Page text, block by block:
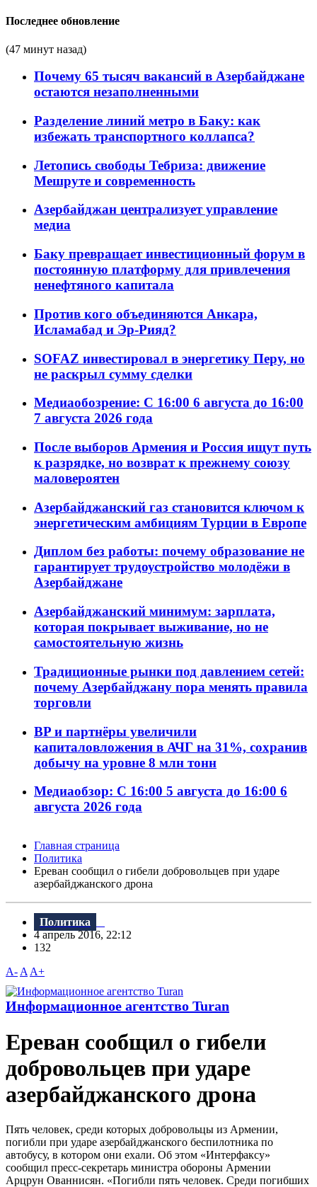
Последнее обновление
(47 минут назад)
Почему 65 тысяч вакансий в Азербайджане
остаются незаполненными
Разделение линий метро в Баку: как
избежать транспортного коллапса?
Летопись свободы Тебриза: движение
Мешруте и современность
Азербайджан централизует управление
медиа
Баку превращает инвестиционный форум в
постоянную платформу для привлечения
ненефтяного капитала
Против кого объединяются Анкара,
Исламабад и Эр-Рияд?
SOFAZ инвестировал в энергетику Перу, но
не раскрыл сумму сделки
Медиаобозрение: С 16:00 6 августа до 16:00
7 августа 2026 года
После выборов Армения и Россия ищут путь
к разрядке, но возврат к прежнему союзу
маловероятен
Азербайджанский газ становится ключом к
энергетическим амбициям Турции в Европе
Диплом без работы: почему образование не
гарантирует трудоустройство молодёжи в
Азербайджане
Азербайджанский минимум: зарплата,
которая покрывает выживание, но не
самостоятельную жизнь
Традиционные рынки под давлением сетей:
почему Азербайджану пора менять правила
торговли
BP и партнёры увеличили
капиталовложения в АЧГ на 31%, сохранив
добычу на уровне 8 млн тонн
Медиаобзор: С 16:00 5 августа до 16:00 6
августа 2026 года
Главная страница
Политика
Ереван сообщил о гибели добровольцев при ударе
азербайджанского дрона
Политика
4 апрель 2016, 22:12
132
A- A A+
Информационное агентство Turan
Ереван сообщил о гибели
добровольцев при ударе
азербайджанского дрона
Пять человек, среди которых добровольцы из Армении,
погибли при ударе азербайджанского беспилотника по
автобусу, в котором они ехали. Об этом «Интерфаксу»
сообщил пресс-секретарь министра обороны Армении
Арцрун Ованнисян. «Погибли пять человек. Среди погибших